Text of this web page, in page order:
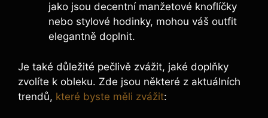
jako jsou decentní manžetové knoflíčky
nebo stylové hodinky, mohou váš outfit
elegantně doplnit.
Je také důležité pečlivě zvážit, jaké doplňky
zvolíte k obleku. Zde jsou některé z aktuálních
trendů, které byste měli zvážit: